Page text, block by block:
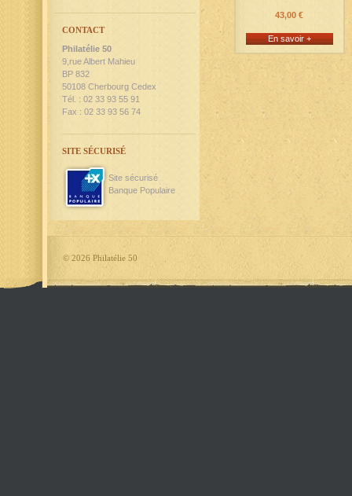
43,00 €
En savoir +
CONTACT
Philatélie 50
9,rue Albert Mahieu
BP 832
50108 Cherbourg Cedex
Tél. : 02 33 93 55 91
Fax : 02 33 93 56 74
SITE SÉCURISÉ
Site sécurisé
Banque Populaire
© 2026 Philatélie 50